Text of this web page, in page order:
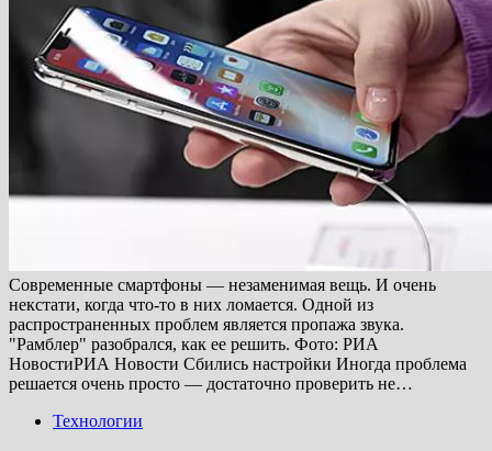
Современные смартфоны — незаменимая вещь. И очень
некстати, когда что-то в них ломается. Одной из
распространенных проблем является пропажа звука.
"Рамблер" разобрался, как ее решить. Фото: РИА
НовостиРИА Новости Сбились настройки Иногда проблема
решается очень просто — достаточно проверить не…
Технологии